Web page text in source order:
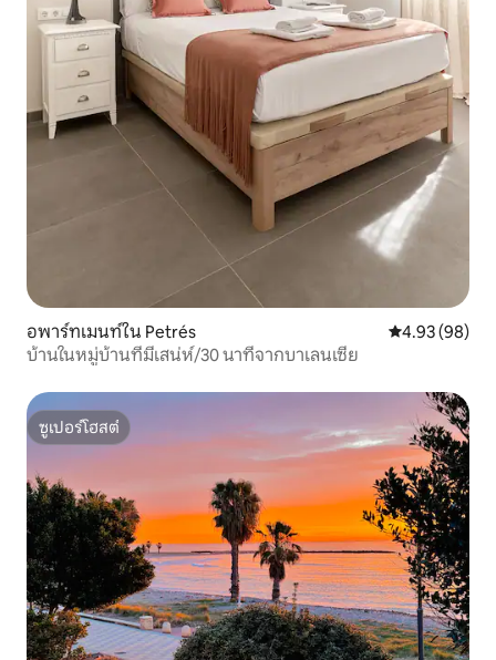
อพาร์ทเมนท์ใน Petrés คะแนนเฉลี่ย
4.93 (98)
บ้านในหมู่บ้านที่มีเสน่ห์/30 นาทีจากบาเลนเซีย
ซูเปอร์โฮสต์
ซูเปอร์โฮสต์